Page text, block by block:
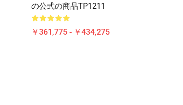
の公式の商品TP1211
￥361,775 - ￥434,275